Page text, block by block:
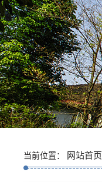
当前位置： 网站首页